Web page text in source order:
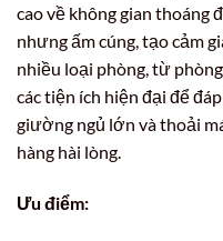
cao về không gian thoáng
nhưng ấm cúng, tạo cảm
nhiều loại phòng, từ
các tiện ích hiện đại để
giường ngủ lớn và thoải
hàng hài lòng.
Ưu điểm: